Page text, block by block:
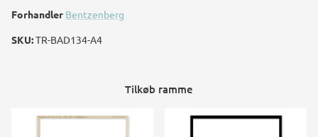
Forhandler Bentzenberg
SKU:TR-BAD134-A4
Tilkøb ramme